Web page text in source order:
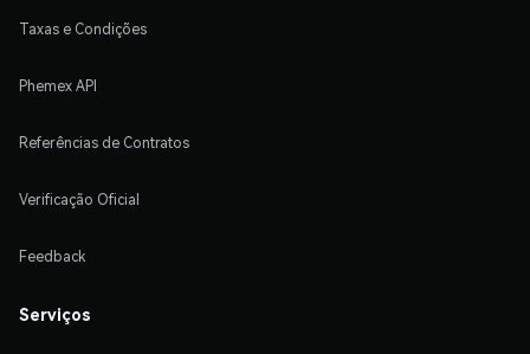
Taxas e Condições
Phemex API
Referências de Contratos
Verificação Oficial
Feedback
Serviços